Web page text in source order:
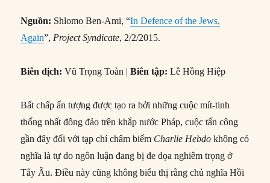
Nguồn: Shlomo Ben-Ami, “In Defence of the Jews,
Again”, Project Syndicate, 2/2/2015.
Biên dịch: Vũ Trọng Toàn |Biên tập: Lê Hồng Hiệp
Bất chấp ấn tượng được tạo ra bởi những cuộc mít-tinh
thống nhất đông đảo trên khắp nước Pháp, cuộc tấn công
gần đây đối với tạp chí châm biếm Charlie Hebdo không có
nghĩa là tự do ngôn luận đang bị đe dọa nghiêm trọng ở
Tây Âu. Điều này cũng không biểu thị rằng chủ nghĩa Hồi